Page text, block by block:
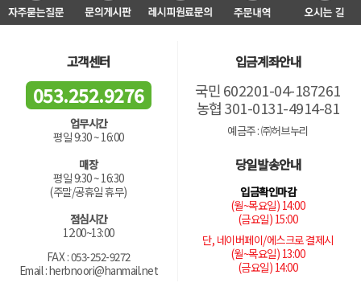
고객센터
053.252.9276
업무시간
평일 9:30 ~ 16:00
매장
평일 9:30 ~ 16:30
(주말/공휴일 휴무)
점심시간
12:00~13:00
FAX : 053-252-9272
Email : herbnoori@hanmail.net
입금계좌안내
국민 602201-04-187261
농협 301-0131-4914-81
예금주 : ㈜허브누리
당일발송안내
입금확인마감
(월~목요일) 14:00
(금요일) 15:00
단, 네이버페이/에스크로 결제시
(월~목요일) 13:00
(금요일) 14:00